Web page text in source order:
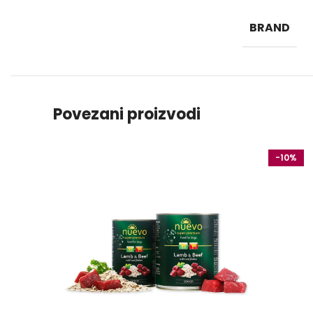
BRAND
Povezani proizvodi
-10%